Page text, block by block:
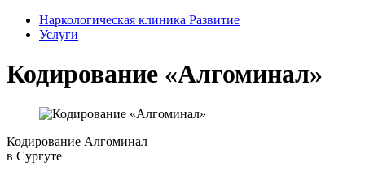
Наркологическая клиника Развитие
Услуги
Кодирование «Алгоминал»
Кодирование Алгоминал
в Сургуте